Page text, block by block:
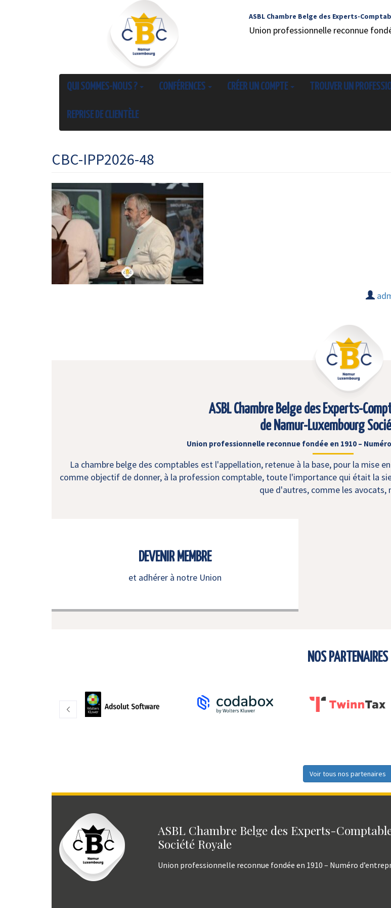
ASBL Chambre Belge des Experts-
Union professionnelle reconnue
QUI SOMMES-NOUS ? CONFÉRENCES CRÉER UN COMPTE TROUVER UN
REPRISE DE CLIENTÈLE
CBC-IPP2026-48
ASBL Chambre Belge des Experts-
de Namur-Luxembourg
Union professionnelle reconnue fondée en 1910 –
La chambre belge des comptables est l'appellation, retenue à la base, pour la mise
comme objectif de donner, à la profession comptable, toute l'importance qui était la
que d'autres, comme les avocats,
DEVENIR MEMBRE
et adhérer à notre Union
NOS PARTENAIRES
Voir tous nos partenaires
ASBL Chambre Belge des Experts-
Société Royale
Union professionnelle reconnue fondée en 1910 – Numéro